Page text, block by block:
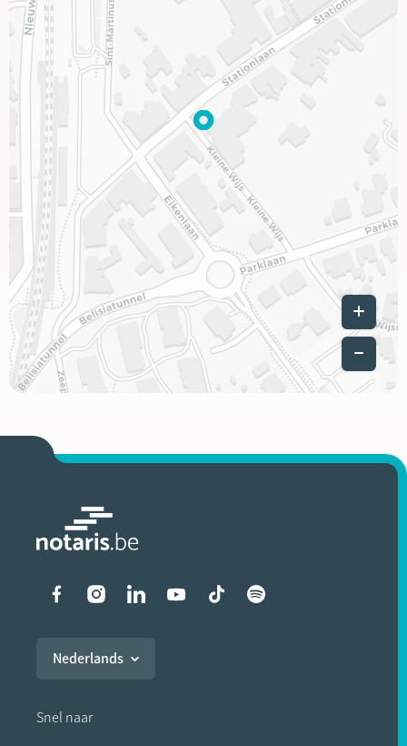
Leaflet
Liens vers les réseaux
Nederlands
Snel naar